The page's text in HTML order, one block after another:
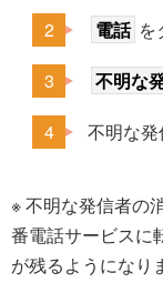
電話 を
不明な
不明な
※ 不明な発信者の
番電話サービスに
が残るようになり